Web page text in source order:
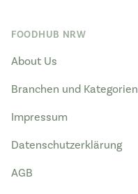
FOODHUB NRW
About Us
Branchen und Kategorien
Impressum
Datenschutzerklärung
AGB